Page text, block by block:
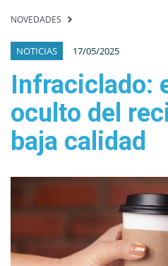
NOVEDADES
NOTICIAS 17/05/2025
Infraciclado:
oculto del
baja calidad